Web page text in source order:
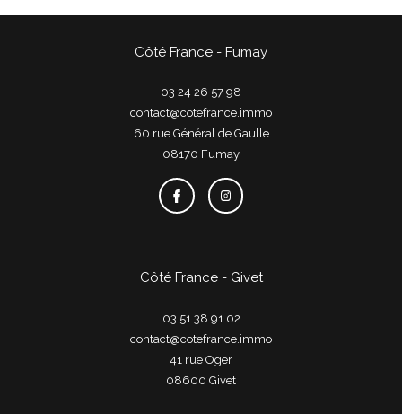
Côté France - Fumay
03 24 26 57 98
contact@cotefrance.immo
60 rue Général de Gaulle
08170
fumay
Côté France - Givet
03 51 38 91 02
contact@cotefrance.immo
41 rue Oger
08600
givet